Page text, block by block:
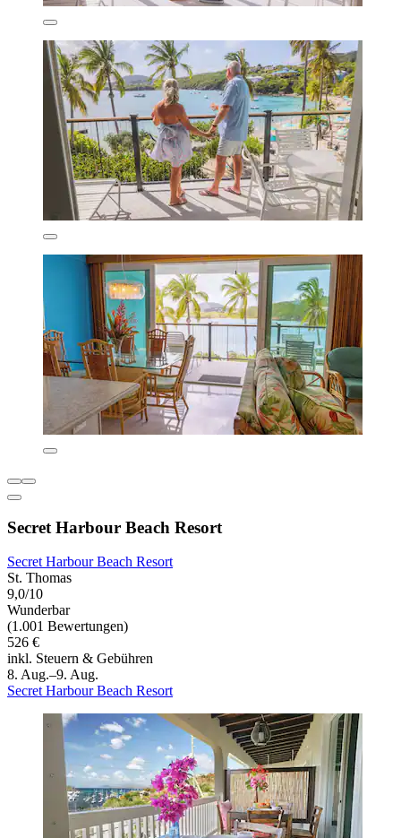
Secret Harbour Beach Resort
Secret Harbour Beach Resort
St. Thomas
9,0/10
Wunderbar
(1.001 Bewertungen)
526 €
inkl. Steuern & Gebühren
8. Aug.–9. Aug.
Secret Harbour Beach Resort